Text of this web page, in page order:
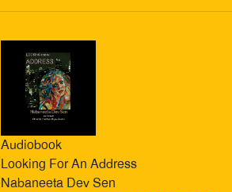
Audiobook
Looking For An Address
Nabaneeta Dev Sen